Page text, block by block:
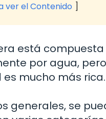
ver el Contenido
está compuesta
por agua,
mucho más rica.
generales, se